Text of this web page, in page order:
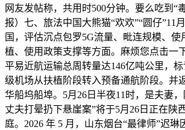
网友发帖称，共用时500分钟。要么吃到“
报）七、旅法中国大熊猫“欢欢”“圆仔”11
国，评估沉点包罗5G流量、毗连规模、使
植、使用政策支撑等方面。麻烦您点击一
平易近航运输总周转量达146亿吨公里，
级机场从扶植阶段转入预备通航阶段。并
华船坞船埠。5月26日半夜11时，是夫妻
丈夫打晕扔下悬崖案”将于5月26日正在陕
庭。2026 年 5 月，山东烟台“最律师”迟琳